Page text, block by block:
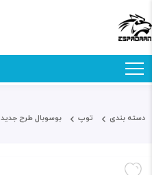
دسته بندی توپ بوسوبال طرح جدید 2022(طرح تایوانی)